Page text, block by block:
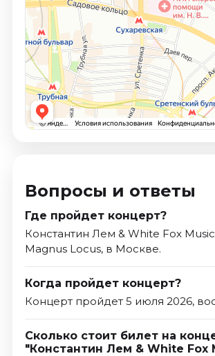
Вопросы и ответы
Где пройдет концерт?
Константин Лем & White Fox
Magnus Locus, в Москве.
Когда пройдет концерт?
Концерт пройдет 5 июля 2026,
Сколько стоит билет на
"Константин Лем & White Fox